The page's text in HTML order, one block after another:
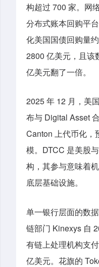
构超过 700 家。网
分布式账本回购平
化美国国债回购量
2800 亿美元，且该
亿美元翻了一倍。
2025 年 12 月，美
布与 Digital Asset
Canton 上代币化，
模。DTCC 是美股
构，其参与意味着
底层基础设施。
单一银行层面的数
链部门 Kinexys 自
有链上处理机构支
亿美元。花旗的